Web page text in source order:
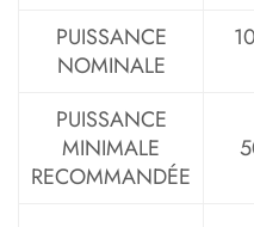
PUISSANCE
NOMINALE
PUISSANCE
MINIMALE
RECOMMANDÉE